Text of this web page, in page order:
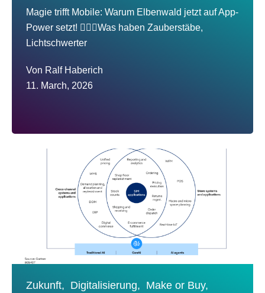
Magie trifft Mobile: Warum Elbenwald jetzt auf App-
Power setzt! 🧙‍♂️✨Was haben Zauberstäbe,
Lichtschwerter
Von Ralf Haberich
11. March, 2026
Zukunft, Digitalisierung, Make or Buy,